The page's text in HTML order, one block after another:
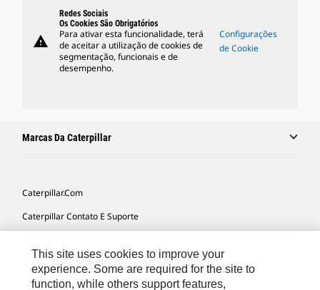
warning
Redes Sociais
Os Cookies São Obrigatórios
Para ativar esta funcionalidade, terá
de aceitar a utilização de cookies de
segmentação, funcionais e de
desempenho.
Configurações
de Cookie
Marcas Da Caterpillar
Caterpillar.com
Caterpillar Contato E Suporte
Mapa Do Local
Cookie Settings
This site uses cookies to improve your
experience. Some are required for the site to
function, while others support features,